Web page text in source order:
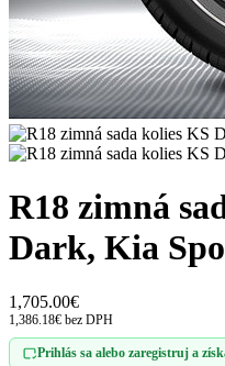
R18 zimná
Dark, Kia
1,705.00€
1,386.18€ bez DPH
Prihlás sa alebo zaregistruj a